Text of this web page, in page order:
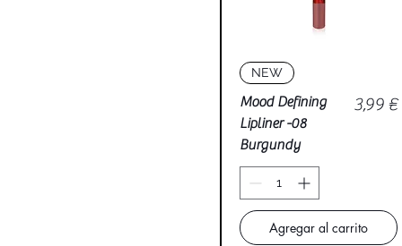
Vista rápida
NEW
Mood Defining
Lipliner -08
Burgundy
Precio
3,99 €
Agregar al carrito